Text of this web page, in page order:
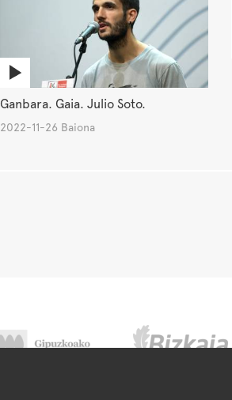
Ganbara. Gaia. Julio Soto.
2022-11-26 Baiona